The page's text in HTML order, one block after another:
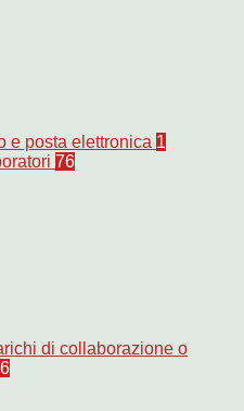
e posta elettronica 1
76
di collaborazione o